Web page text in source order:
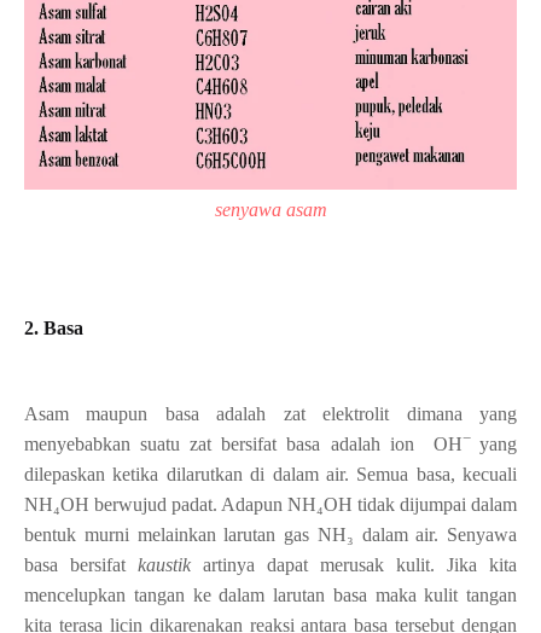
senyawa asam
2. Basa
Asam maupun basa adalah zat elektrolit dimana yang
menyebabkan suatu zat bersifat basa adalah ion
OH− yang
dilepaskan ketika dilarutkan di dalam air. Semua basa, kecuali
NH₄OH berwujud padat. Adapun NH₄OH tidak dijumpai dalam
bentuk murni melainkan larutan gas NH₃ dalam air. Senyawa
basa bersifat kaustik artinya dapat merusak kulit. Jika kita
mencelupkan tangan kedalam larutan basa maka kulit tangan
kita terasa licin dikarenakan reaksi antara basatersebut dengan